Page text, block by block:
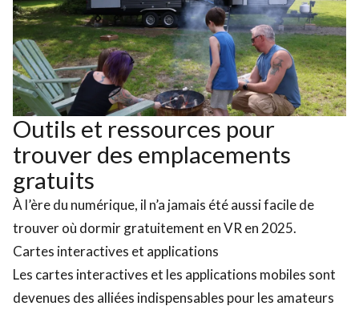
Outils et ressources pour
trouver des emplacements
gratuits
À l’ère du numérique, il n’a jamais été aussi facile de
trouver où dormir gratuitement en VR en 2025.
Cartes interactives et applications
Les cartes interactives et les applications mobiles sont
devenues des alliées indispensables pour les amateurs